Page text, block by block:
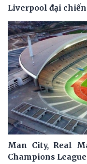
Liverpool đại
Man City, Real
Champions League